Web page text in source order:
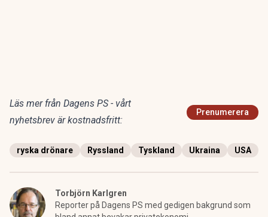
Läs mer från Dagens PS - vårt
nyhetsbrev är kostnadsfritt:
Prenumerera
ryska drönare Ryssland Tyskland Ukraina USA
Torbjörn Karlgren
Reporter på Dagens PS med gedigen bakgrund som